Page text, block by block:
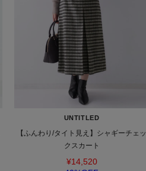
UNTITLED
【ふんわり/タイト見え】シャギーチェッ
クスカート
¥14,520